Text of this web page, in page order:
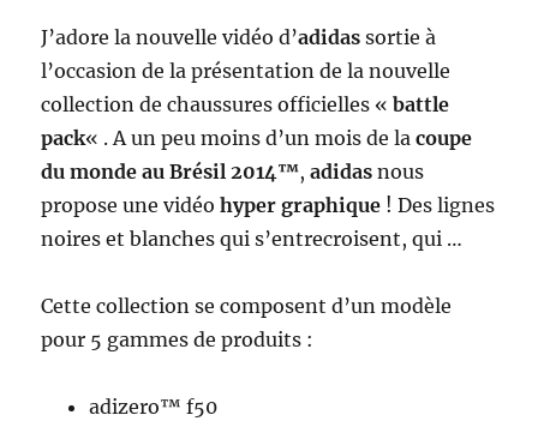
J’adore la nouvelle vidéo d’adidas sortie à
l’occasion de la présentation de la nouvelle
collection de chaussures officielles «battle
pack« . A un peu moins d’un mois de lacoupe
du monde au Brésil 2014™,adidasnous
propose une vidéohyper graphique ! Des lignes
noires et blanches qui s’entrecroisent, qui …
Cette collection se composent d’un modèle
pour 5 gammes de produits :
adizero™ f50